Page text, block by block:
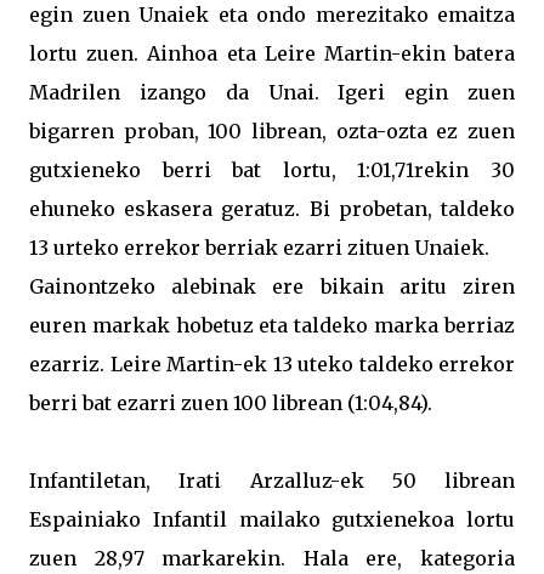
egin zuen Unaiek eta ondo merezitako emaitza
lortu zuen. Ainhoa eta Leire Martin-ekin batera
Madrilen izango da Unai. Igeri egin zuen
bigarren proban, 100 librean, ozta-ozta ez zuen
gutxieneko berri bat lortu, 1:01,71rekin 30
ehuneko eskasera geratuz. Bi probetan, taldeko
13 urteko errekor berriak ezarri zituen Unaiek.
Gainontzeko alebinak ere bikain aritu ziren
euren markak hobetuz eta taldeko marka berriaz
ezarriz. Leire Martin-ek 13 uteko taldeko errekor
berri bat ezarri zuen 100 librean (1:04,84).
Infantiletan, Irati Arzalluz-ek 50 librean
Espainiako Infantil mailako gutxienekoa lortu
zuen 28,97 markarekin. Hala ere, kategoria